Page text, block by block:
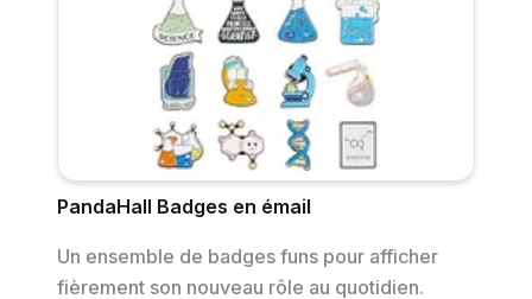
PandaHall Badges en émail
Un ensemble de badges funs pour afficher
fièrement son nouveau rôle au quotidien.